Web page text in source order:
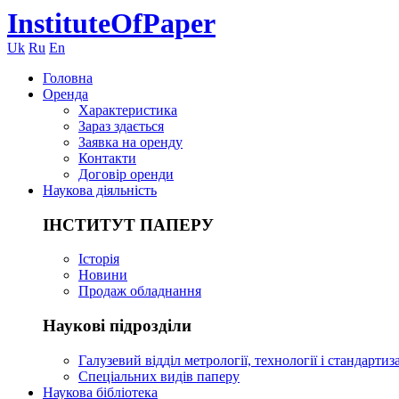
InstituteOfPaper
Uk Ru En
Головна
Оренда
Характеристика
Зараз здається
Заявка на оренду
Контакти
Договір оренди
Наукова діяльність
ІНСТИТУТ ПАПЕРУ
Історія
Новини
Продаж обладнання
Наукові підрозділи
Галузевий відділ метрології, технології і
Спеціальних видів паперу
Наукова бібліотека